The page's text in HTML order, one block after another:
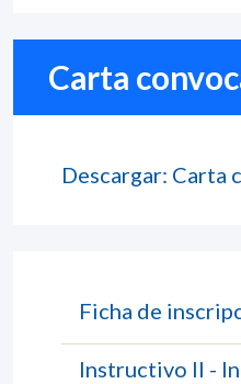
Carta
Descargar: Carta
Ficha de
Instructivo II -